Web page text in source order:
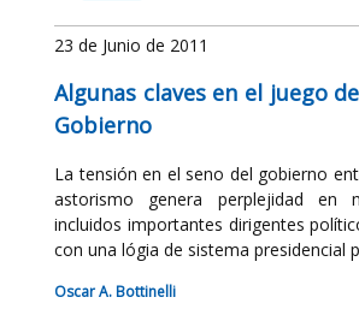
23 de Junio de 2011
Algunas claves en el juego
Gobierno
La tensión en el seno del gobierno
astorismo genera perplejidad en
incluidos importantes dirigentes
con una lógia de sistema presidencial
Oscar A. Bottinelli